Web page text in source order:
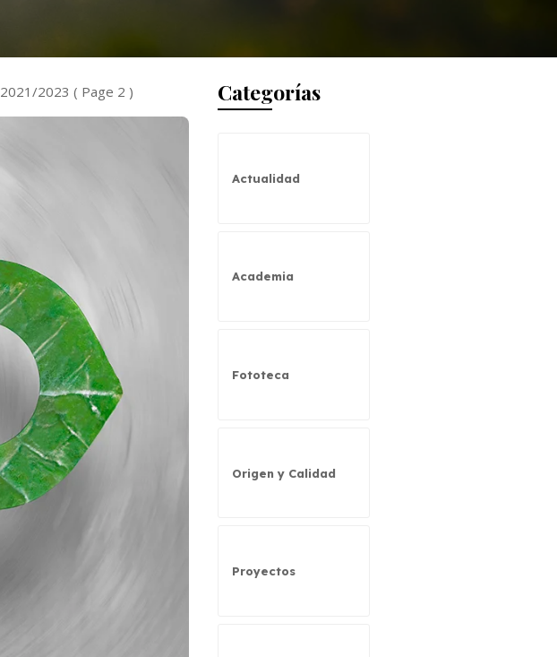
2023 ( Page 2 ) Categorías
Actualidad
Academia
Fototeca
Origen y Calidad
Proyectos